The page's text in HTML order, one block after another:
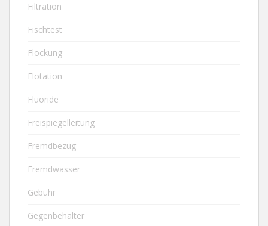
Filtration
Fischtest
Flockung
Flotation
Fluoride
Freispiegelleitung
Fremdbezug
Fremdwasser
Gebühr
Gegenbehälter